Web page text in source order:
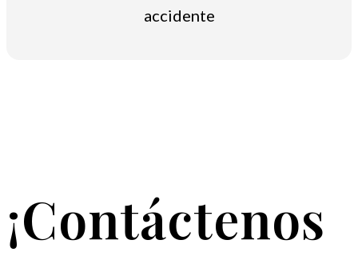
accidente
¡Contáctenos